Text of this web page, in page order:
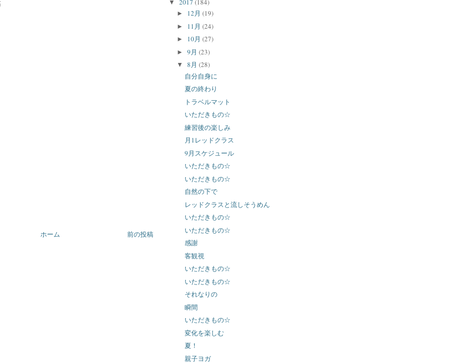
前の投稿
ホーム
▼ 2017 (184)
► 12月 (19)
► 11月 (24)
► 10月 (27)
► 9月 (23)
▼ 8月 (28)
自分自身に
夏の終わり
トラベルマット
いただきもの☆
練習後の楽しみ
月1レッドクラス
9月スケジュール
いただきもの☆
いただきもの☆
自然の下で
レッドクラスと流しそうめん
いただきもの☆
いただきもの☆
感謝
客観視
いただきもの☆
いただきもの☆
それなりの
瞬間
いただきもの☆
変化を楽しむ
夏！
親子ヨガ